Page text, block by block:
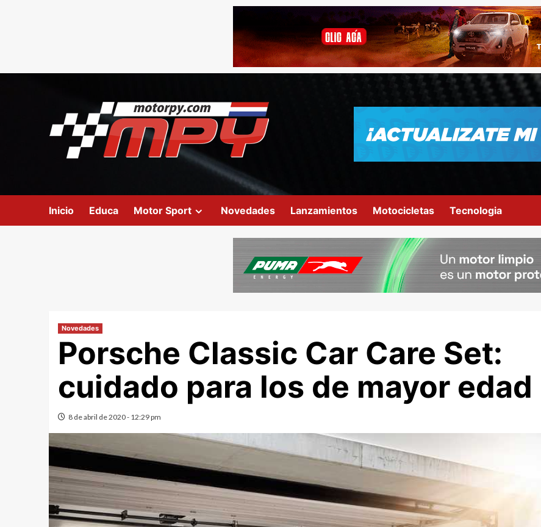
Inicio Educa Motor Sport Novedades Lanzamientos Motocicletas Tecnologia
Novedades
Porsche Classic Car Care Set:
cuidado para los de mayor edad
8 de abril de 2020 - 12:29 pm